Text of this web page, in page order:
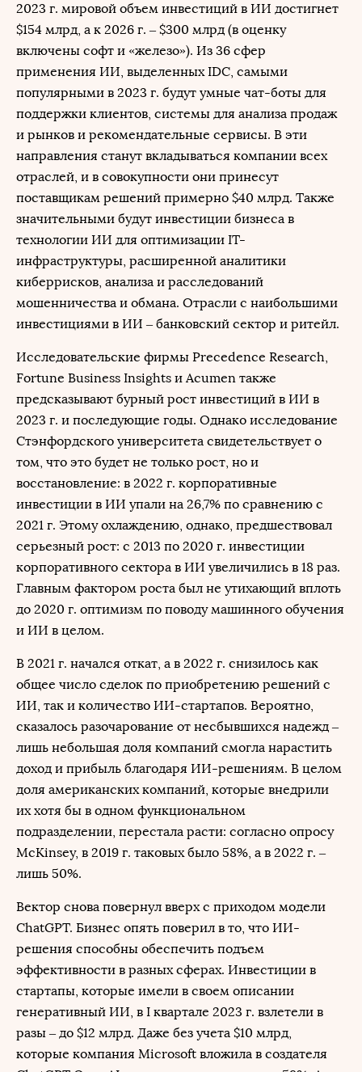
2023 г. мировой объем инвестиций в ИИ достигнет
$154 млрд, а к 2026 г. – $300 млрд (в оценку
включены софт и «железо»). Из 36 сфер
применения ИИ, выделенных IDC, cамыми
популярными в 2023 г. будут умные чат-боты для
поддержки клиентов, системы для анализа продаж
и рынков и рекомендательные сервисы. В эти
направления станут вкладываться компании всех
отраслей, и в совокупности они принесут
поставщикам решений примерно $40 млрд. Также
значительными будут инвестиции бизнеса в
технологии ИИ для оптимизации IТ-
инфраструктуры, расширенной аналитики
киберрисков, анализа и расследований
мошенничества и обмана. Отрасли с наибольшими
инвестициями в ИИ – банковский сектор и ритейл.
Исследовательские фирмы Precedence Research,
Fortune Business Insights и Acumen также
предсказывают бурный рост инвестиций в ИИ в
2023 г. и последующие годы. Однако исследование
Стэнфордского университета свидетельствует о
том, что это будет не только рост, но и
восстановление: в 2022 г. корпоративные
инвестиции в ИИ упали на 26,7% по сравнению с
2021 г. Этому охлаждению, однако, предшествовал
серьезный рост: с 2013 по 2020 г. инвестиции
корпоративного сектора в ИИ увеличились в 18 раз.
Главным фактором роста был не утихающий вплоть
до 2020 г. оптимизм по поводу машинного обучения
и ИИ в целом.
В 2021 г. начался откат, а в 2022 г. снизилось как
общее число сделок по приобретению решений с
ИИ, так и количество ИИ-стартапов. Вероятно,
сказалось разочарование от несбывшихся надежд –
лишь небольшая доля компаний смогла нарастить
доход и прибыль благодаря ИИ-решениям. В целом
доля американских компаний, которые внедрили
их хотя бы в одном функциональном
подразделении, перестала расти: согласно опросу
McKinsey, в 2019 г. таковых было 58%, а в 2022 г. –
лишь 50%.
Вектор снова повернул вверх с приходом модели
ChatGPT. Бизнес опять поверил в то, что ИИ-
решения способны обеспечить подъем
эффективности в разных сферах. Инвестиции в
стартапы, которые имели в своем описании
генеративный ИИ, в I квартале 2023 г. взлетели в
разы – до $12 млрд. Даже без учета $10 млрд,
которые компания Microsoft вложила в создателя